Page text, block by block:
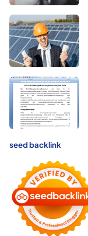
seed backlink